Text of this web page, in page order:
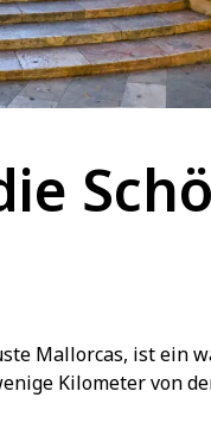
Mallorcas, ist ein
Kilometer von